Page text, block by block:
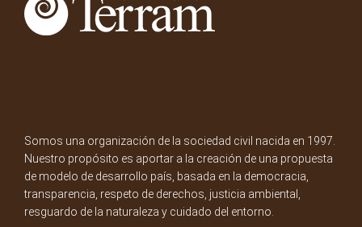
Somos una organización de la sociedad civil nacida en 1997.
Nuestro propósito es aportar a la creación de una propuesta
de modelo de desarrollo país, basada en la democracia,
transparencia, respeto de derechos, justicia ambiental,
resguardo de la naturaleza y cuidado del entorno.